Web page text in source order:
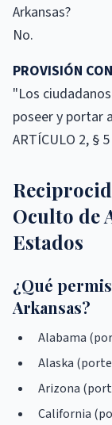
Arkansas?
No.
PROVISIÓN
"Los
poseer y portar
ARTÍCULO 2, § 5
Oculto de
Estados
¿Qué
Arkansas?
Alabama
Alaska
Arizona
California